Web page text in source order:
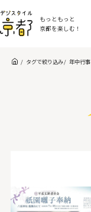
もっともっと
京都を楽しむ！
タグで絞り込み 年中行事